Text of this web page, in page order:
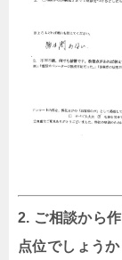
2. ご相談から
点位でしょうか